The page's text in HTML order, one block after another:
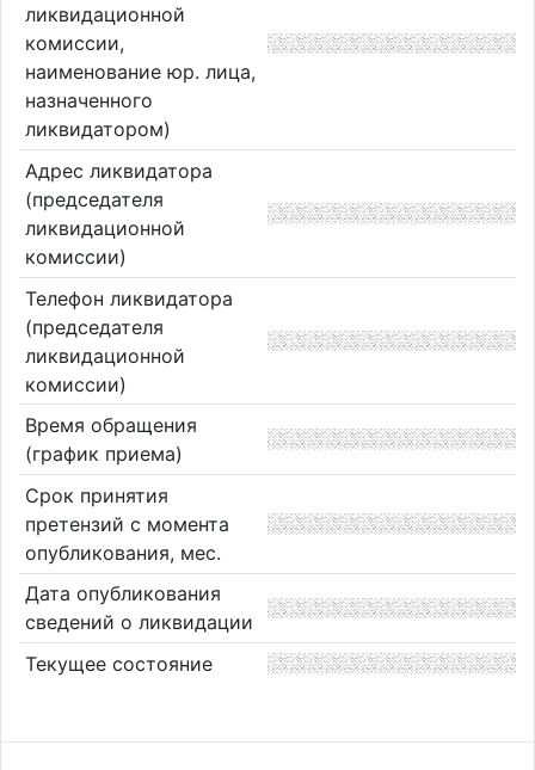
ликвидационной
комиссии,
наименование юр. лица,
назначенного
ликвидатором)
Адрес ликвидатора
(председателя
ликвидационной
комиссии)
Телефон ликвидатора
(председателя
ликвидационной
комиссии)
Время обращения
(график приема)
Срок принятия
претензий с момента
опубликования, мес.
Дата опубликования
сведений о ликвидации
Текущее состояние